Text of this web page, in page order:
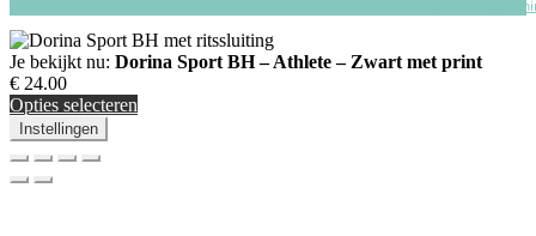
Business
Je bekijkt nu: Dorina Sport BH – Athlete – Zwart met print
€ 24.00
Opties selecteren
Instellingen